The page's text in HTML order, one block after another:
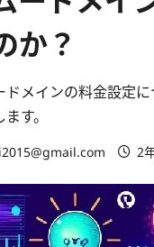
か？
ドメインの料金設定
す。
2